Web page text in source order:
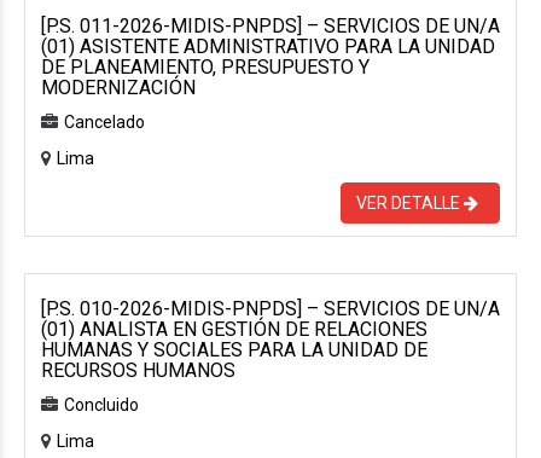
[P.S. 011-2026-MIDIS-PNPDS] – SERVICIOS DE UN/A
(01) ASISTENTE ADMINISTRATIVO PARA LA UNIDAD
DE PLANEAMIENTO, PRESUPUESTO Y
MODERNIZACIÓN
Cancelado
Lima
VER DETALLE
[P.S. 010-2026-MIDIS-PNPDS] – SERVICIOS DE UN/A
(01) ANALISTA EN GESTIÓN DE RELACIONES
HUMANAS Y SOCIALES PARA LA UNIDAD DE
RECURSOS HUMANOS
Concluido
Lima